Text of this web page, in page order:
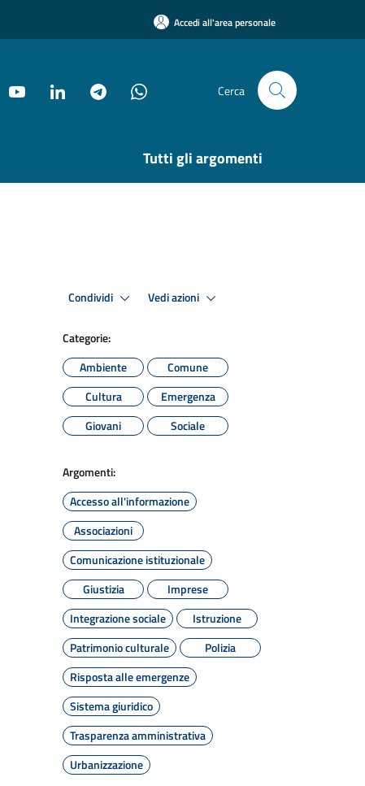
Accedi all'area personale
Cerca
Tutti gli argomenti
Condividi Vedi azioni
Categorie:
Ambiente
Comune
Cultura
Emergenza
Giovani
Sociale
Argomenti:
Accesso all'informazione
Associazioni
Comunicazione istituzionale
Giustizia
Imprese
Integrazione sociale
Istruzione
Patrimonio culturale
Polizia
Risposta alle emergenze
Sistema giuridico
Trasparenza amministrativa
Urbanizzazione